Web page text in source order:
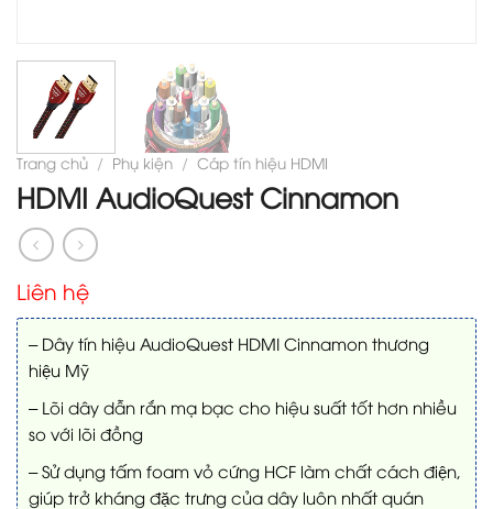
Trang chủ / Phụ kiện / Cáp tín hiệu HDMI
HDMI AudioQuest Cinnamon
Liên hệ
– Dây tín hiệu AudioQuest HDMI Cinnamon thương
hiệu Mỹ
– Lõi dây dẫn rắn mạ bạc cho hiệu suất tốt hơn nhiều
so với lõi đồng
– Sử dụng tấm foam vỏ cứng HCF làm chất cách điện,
giúp trở kháng đặc trưng của dây luôn nhất quán